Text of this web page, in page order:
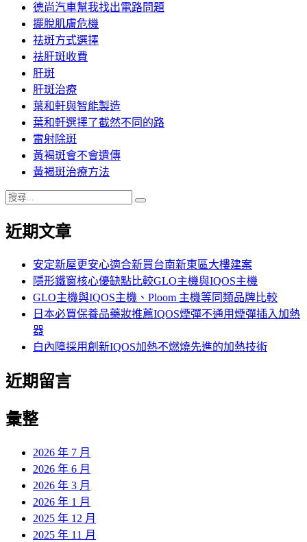
德尚汽車幫我找出電路問題
擺脫肌膚危機
祛斑方式選擇
祛肝斑收費
肝斑
肝斑治療
葉和軒與智能製造
葉和軒選擇了截然不同的路
雷射除斑
黃褐斑會不會遺傳
黃褐斑治療方法
搜
關
近期文章
安定新屋更安心適合新買台南新東區大樓建案
隱形鐵窗核心優缺點比較GLO主機與IQOS主機
GLO主機與IQOS主機、Ploom 主機等同類品牌比較
日本必買保養品藥妝推薦IQOS煙彈不通用煙彈插入加熱
器
白內障採用創新IQOS加熱不燃燒先進的加熱技術
近期留言
彙整
2026 年 7 月
2026 年 6 月
2026 年 3 月
2026 年 1 月
2025 年 12 月
2025 年 11 月